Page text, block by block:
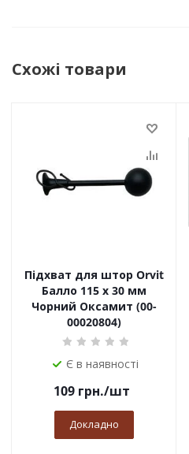
Схожі товари
Підхват для штор Orvit
Балло 115 х 30 мм
Чорний Оксамит (00-
00020804)
Є в наявності
109грн./шт
Докладно